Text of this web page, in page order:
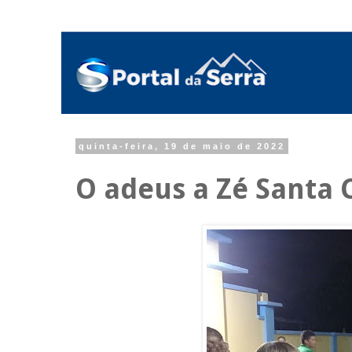
quinta-feira, 19 de maio de 2022
O adeus a Zé Santa